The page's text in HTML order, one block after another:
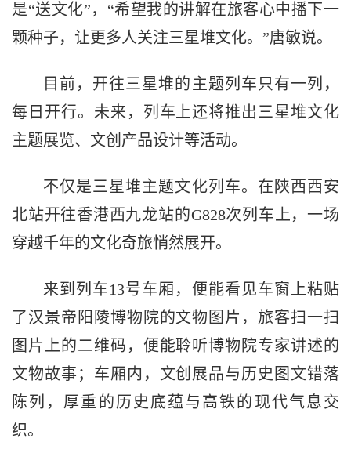
是“送文化”，“希望我的讲解在旅客心中播下一
颗种子，让更多人关注三星堆文化。”唐敏说。
目前，开往三星堆的主题列车只有一列，
每日开行。未来，列车上还将推出三星堆文化
主题展览、文创产品设计等活动。
不仅是三星堆主题文化列车。在陕西西安
北站开往香港西九龙站的G828次列车上，一场
穿越千年的文化奇旅悄然展开。
来到列车13号车厢，便能看见车窗上粘贴
了汉景帝阳陵博物院的文物图片，旅客扫一扫
图片上的二维码，便能聆听博物院专家讲述的
文物故事；车厢内，文创展品与历史图文错落
陈列，厚重的历史底蕴与高铁的现代气息交
织。